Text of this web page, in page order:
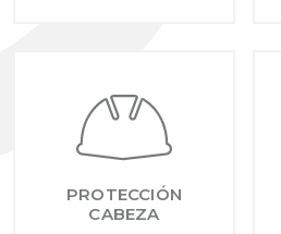
PROTECCIÓN
CABEZA